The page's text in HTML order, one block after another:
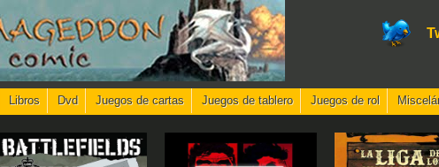
Libros Dvd Juegos de cartas Juegos de tablero Juegos de rol